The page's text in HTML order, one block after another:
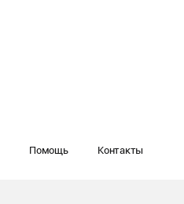
Помощь Контакты